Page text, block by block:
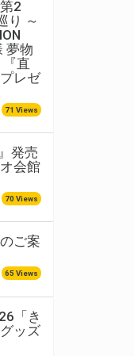
2
り ～
夢物
直
レゼ
71 Views
発売
会館
70 Views
ご案
65 Views
「き
ッズ